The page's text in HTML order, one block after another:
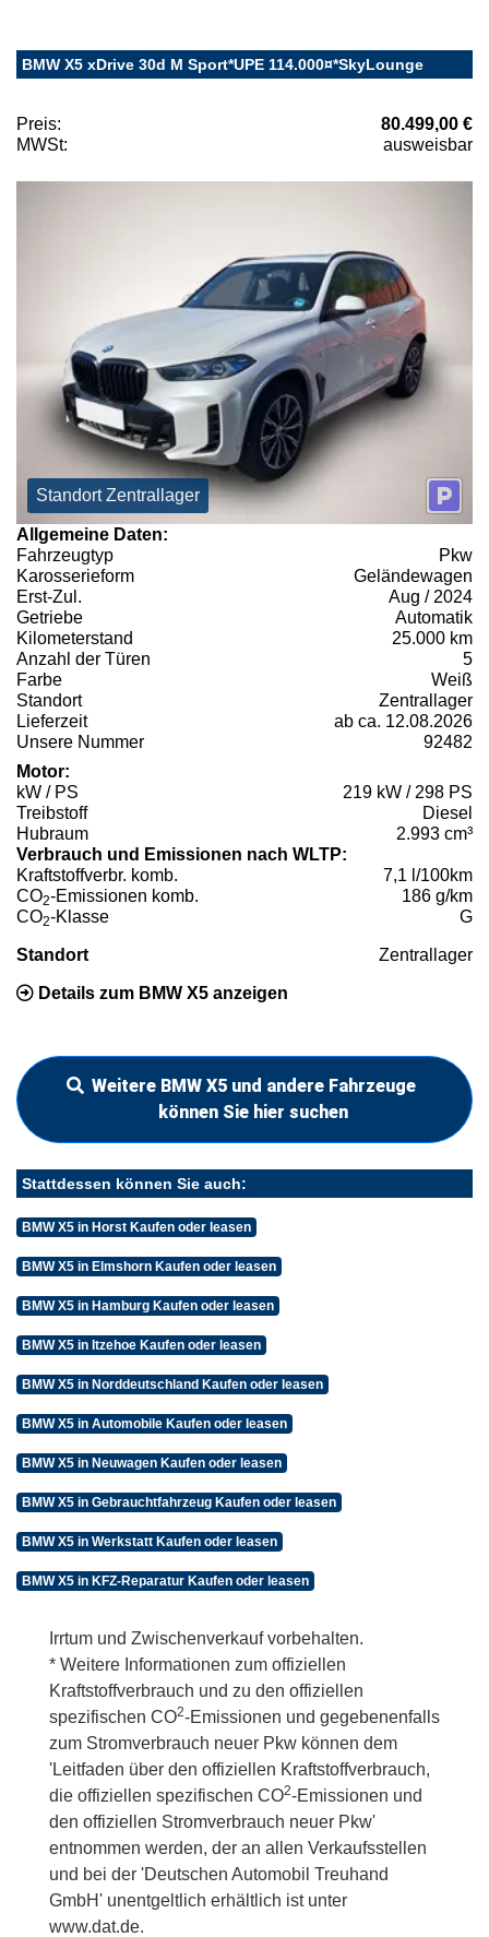
BMW X5 xDrive 30d M Sport*UPE 114.000¤*SkyLounge
Preis:
80.499,00 €
MWSt:
ausweisbar
Standort Zentrallager
Allgemeine Daten:
Fahrzeugtyp
Pkw
Karosserieform
Geländewagen
Erst-Zul.
Aug / 2024
Getriebe
Automatik
Kilometerstand
25.000 km
Anzahl der Türen
5
Farbe
Weiß
Standort
Zentrallager
Lieferzeit
ab ca. 12.08.2026
Unsere Nummer
92482
Motor:
kW / PS
219 kW / 298 PS
Treibstoff
Diesel
Hubraum
2.993 cm³
Verbrauch und Emissionen nach WLTP:
Kraftstoffverbr. komb.
7,1 l/100km
CO2-Emissionen komb.
186 g/km
CO2-Klasse G
Standort Zentrallager
Details zum BMW X5 anzeigen
Weitere BMW X5 und andere Fahrzeuge
können Sie hier suchen
Stattdessen können Sie auch:
BMW X5 in Horst Kaufen oder leasen
BMW X5 in Elmshorn Kaufen oder leasen
BMW X5 in Hamburg Kaufen oder leasen
BMW X5 in Itzehoe Kaufen oder leasen
BMW X5 in Norddeutschland Kaufen oder leasen
BMW X5 in Automobile Kaufen oder leasen
BMW X5 in Neuwagen Kaufen oder leasen
BMW X5 in Gebrauchtfahrzeug Kaufen oder leasen
BMW X5 in Werkstatt Kaufen oder leasen
BMW X5 in KFZ-Reparatur Kaufen oder leasen
Irrtum und Zwischenverkauf vorbehalten.
* Weitere Informationen zum offiziellen
Kraftstoffverbrauch und zu den offiziellen
spezifischen CO2-Emissionen und gegebenenfalls
zum Stromverbrauch neuer Pkw können dem
'Leitfaden über den offiziellen Kraftstoffverbrauch,
die offiziellen spezifischen CO2-Emissionen und
den offiziellen Stromverbrauch neuer Pkw'
entnommen werden, der an allen Verkaufsstellen
und bei der 'Deutschen Automobil Treuhand
GmbH' unentgeltlich erhältlich ist unter
www.dat.de.